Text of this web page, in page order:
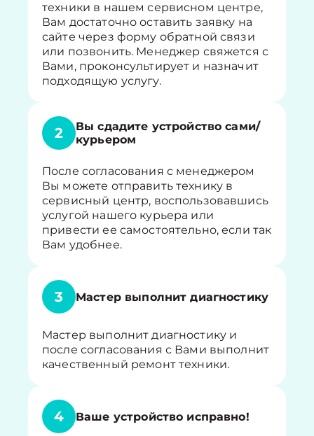
техники в нашем сервисном центре,
Вам достаточно оставить заявку на
сайте через форму обратной связи
или позвонить. Менеджер свяжется с
Вами, проконсультирует и назначит
подходящую услугу.
2
Вы сдадите устройство сами/
курьером
После согласования с менеджером
Вы можете отправить технику в
сервисный центр, воспользовавшись
услугой нашего курьера или
привести ее самостоятельно, если так
Вам удобнее.
3 Мастер выполнит диагностику
Мастер выполнит диагностику и
после согласования с Вами выполнит
качественный ремонт техники.
4 Ваше устройство исправно!